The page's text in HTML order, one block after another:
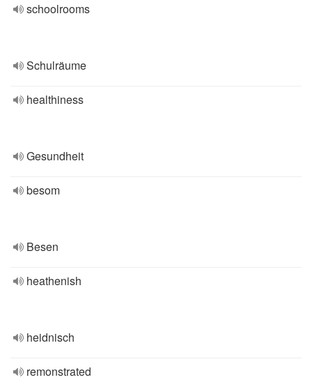
schoolrooms
Schulräume
healthiness
Gesundheit
besom
Besen
heathenish
heidnisch
remonstrated